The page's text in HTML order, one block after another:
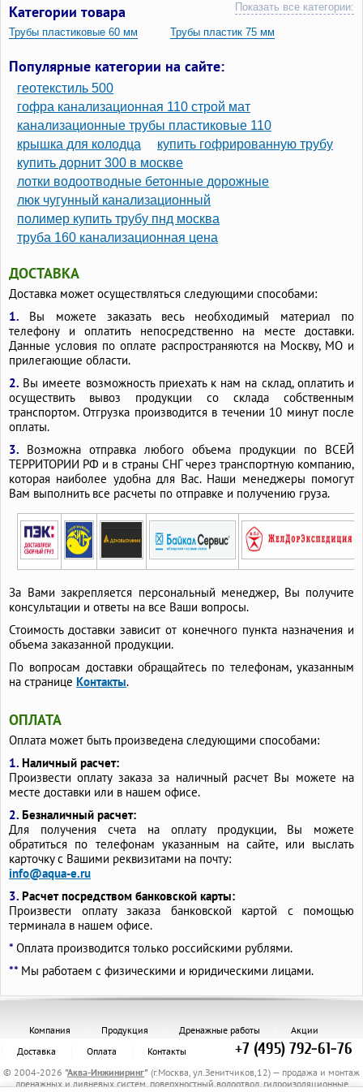
Категории товара Показать все категории:
Трубы пластиковые 60 мм
Трубы пластик 75 мм
Популярные категории на сайте:
геотекстиль 500
гофра канализационная 110 строй мат
канализационные трубы пластиковые 110
крышка для колодца
купить гофрированную трубу
купить дорнит 300 в москве
лотки водоотводные бетонные дорожные
люк чугунный канализационный
полимер купить трубу пнд москва
труба 160 канализационная цена
ДОСТАВКА
Доставка может осуществляться следующими способами:
1. Вы можете заказать весь необходимый материал по
телефону и оплатить непосредственно на месте доставки.
Данные условия по оплате распространяются на Москву, МО и
прилегающие области.
2. Вы имеете возможность приехать к нам на склад, оплатить и
осуществить вывоз продукции со склада собственным
транспортом. Отгрузка производится в течении 10 минут после
оплаты.
3. Возможна отправка любого объема продукции по ВСЕЙ
ТЕРРИТОРИИ РФ и в страны СНГ через транспортную компанию,
которая наиболее удобна для Вас. Наши менеджеры помогут
Вам выполнить все расчеты по отправке и получению груза.
За Вами закрепляется персональный менеджер, Вы получите
консультации и ответы на все Ваши вопросы.
Стоимость доставки зависит от конечного пункта назначения и
объема заказанной продукции.
По вопросам доставки обращайтесь по телефонам, указанным
на странице Контакты.
ОПЛАТА
Оплата может быть произведена следующими способами:
1. Наличный расчет:
Произвести оплату заказа за наличный расчет Вы можете на
месте доставки или в нашем офисе.
2. Безналичный расчет:
Для получения счета на оплату продукции, Вы можете
обратиться по телефонам указанным на сайте, или выслать
карточку с Вашими реквизитами на почту:
info@aqua-e.ru
3. Расчет посредством банковской карты:
Произвести оплату заказа банковской картой с помощью
терминала в нашем офисе.
* Оплата производится только российскими рублями.
** Мы работаем с физическими и юридическими лицами.
Компания Продукция Дренажные работы
Акции
Доставка
Оплата Контакты +7 (495) 792-61-76
© 2004-2026 "Аква-Инжиниринг" (г.Москва, ул.Зенитчиков,12) — продажа и монтаж
дренажных и ливневых систем, поверхностный водоотвод, гидроизоляционные